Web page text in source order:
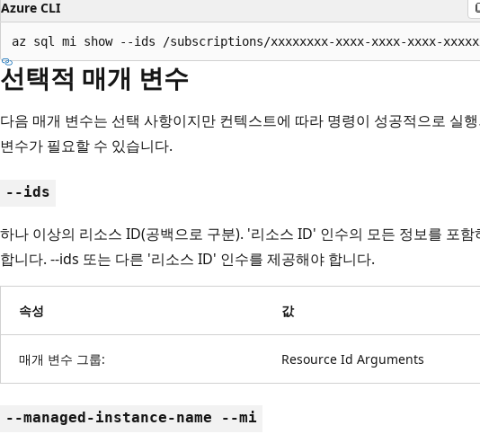
Azure CLI
az sql mi show --ids /subscriptions/xxxxxxxx-xxxx-xxxx-xxxx-
선택적 매개 변수
다음 매개 변수는 선택 사항이지만 컨텍스트에 따라 명령이 성공적으로 실
변수가 필요할 수 있습니다.
--ids
하나 이상의 리소스 ID(공백으로 구분). '리소스 ID' 인수의 모든 정보를 포
합니다. --ids 또는 다른 '리소스 ID' 인수를 제공해야 합니다.
속성 값
매개 변수 그룹: Resource Id Arguments
--managed-instance-name --mi